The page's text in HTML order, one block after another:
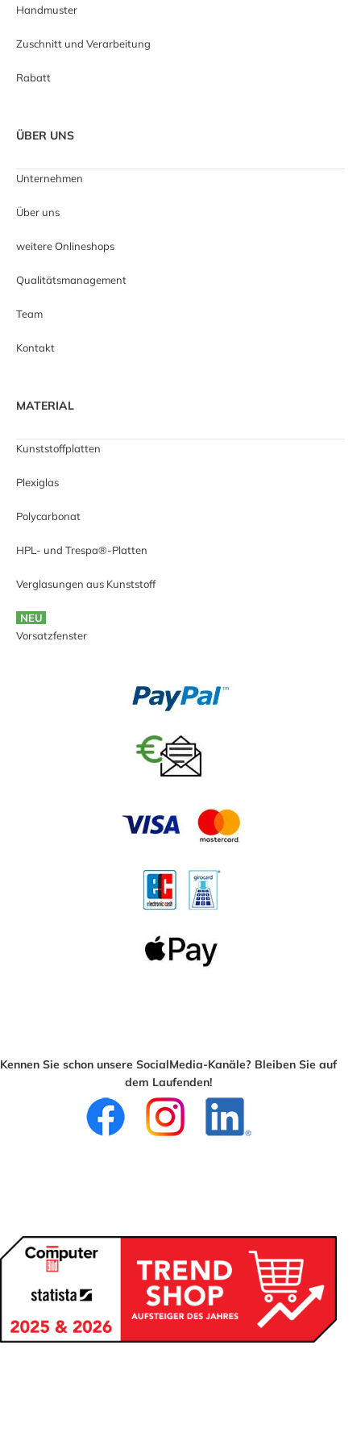
Handmuster
Zuschnitt und Verarbeitung
Rabatt
ÜBER UNS
Unternehmen
Über uns
weitere Onlineshops
Qualitätsmanagement
Team
Kontakt
MATERIAL
Kunststoffplatten
Plexiglas
Polycarbonat
HPL- und Trespa®-Platten
Verglasungen aus Kunststoff
NEU
Vorsatzfenster
Kennen Sie schon unsere SocialMedia-Kanäle? Bleiben Sie auf
dem Laufenden!